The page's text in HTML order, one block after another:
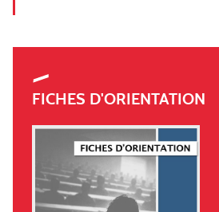
FICHES D'ORIENTATION